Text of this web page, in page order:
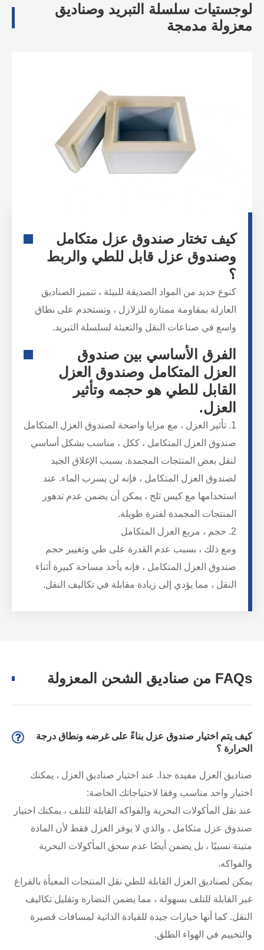
لوجستيات سلسلة التبريد وصناديق
معزولة مدمجة
كيف تختار صندوق عزل متكامل
وصندوق عزل قابل للطي والربط
؟
كنوع جديد من المواد الصديقة للبيئة ، تتميز الصناديق
العازلة بمقاومة ممتازة للزلازل ، وتستخدم على نطاق
واسع في صناعات النقل والتعبئة لسلسلة التبريد.
الفرق الأساسي بين صندوق
العزل المتكامل وصندوق العزل
القابل للطي هو حجمه وتأثير
العزل.
1. تأثير العزل ، مع مزايا واضحة لصندوق العزل المتكامل
صندوق العزل المتكامل ، ككل ، مناسب بشكل أساسي
لنقل بعض المنتجات المجمدة. بسبب الإغلاق الجيد
لصندوق العزل المتكامل ، فإنه لن يسرب الماء. عند
استخدامها مع كيس ثلج ، يمكن أن يضمن عدم تدهور
المنتجات المجمدة لفترة طويلة.
2. حجم ، مربع العزل المتكامل
ومع ذلك ، بسبب عدم القدرة على طي وتغيير حجم
صندوق العزل المتكامل ، فإنه يأخذ مساحة كبيرة أثناء
النقل ، مما يؤدي إلى زيادة مقابلة في تكاليف النقل.
FAQs من صناديق الشحن المعزولة
كيف يتم اختيار صندوق عزل بناءً على غرضه ونطاق درجة
الحرارة ؟
صناديق العزل مفيدة جدا. عند اختيار صناديق العزل ، يمكنك
اختيار واحد مناسب وفقا لاحتياجاتك الخاصة:
عند نقل المأكولات البحرية والفواكه القابلة للتلف ، يمكنك اختيار
صندوق عزل متكامل ، والذي لا يوفر العزل فقط لأن المادة
متينة نسبيًا ، بل يضمن أيضًا عدم سحق المأكولات البحرية
والفواكه.
يمكن لصناديق العزل القابلة للطي نقل المنتجات المعبأة بالفراغ
غير القابلة للتلف بسهولة ، مما يضمن النضارة وتقليل تكاليف
النقل. كما أنها خيارات جيدة للقيادة الذاتية لمسافات قصيرة
والتخييم في الهواء الطلق.